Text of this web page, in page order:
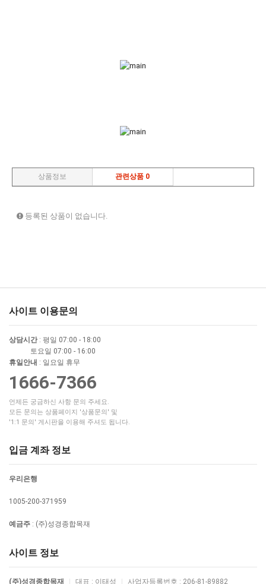
상품정보 관련상품 0
등록된 상품이 없습니다.
사이트 이용문의
상담시간 : 평일 07:00 - 18:00
토요일 07:00 - 16:00
휴일안내 : 일요일 휴무
1666-7366
언제든 궁금하신 사항 문의 주세요.
모든 문의는 상품페이지 '상품문의' 및
'1:1 문의' 게시판을 이용해 주셔도 됩니다.
입금 계좌 정보
우리은행
1005-200-371959
예금주 : (주)성경종합목재
사이트 정보
(주)성경종합목재 대표 : 이태성 사업자등록번호 : 206-81-89882